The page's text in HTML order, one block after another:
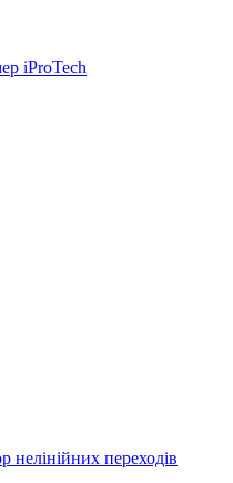
iProTech
переходів